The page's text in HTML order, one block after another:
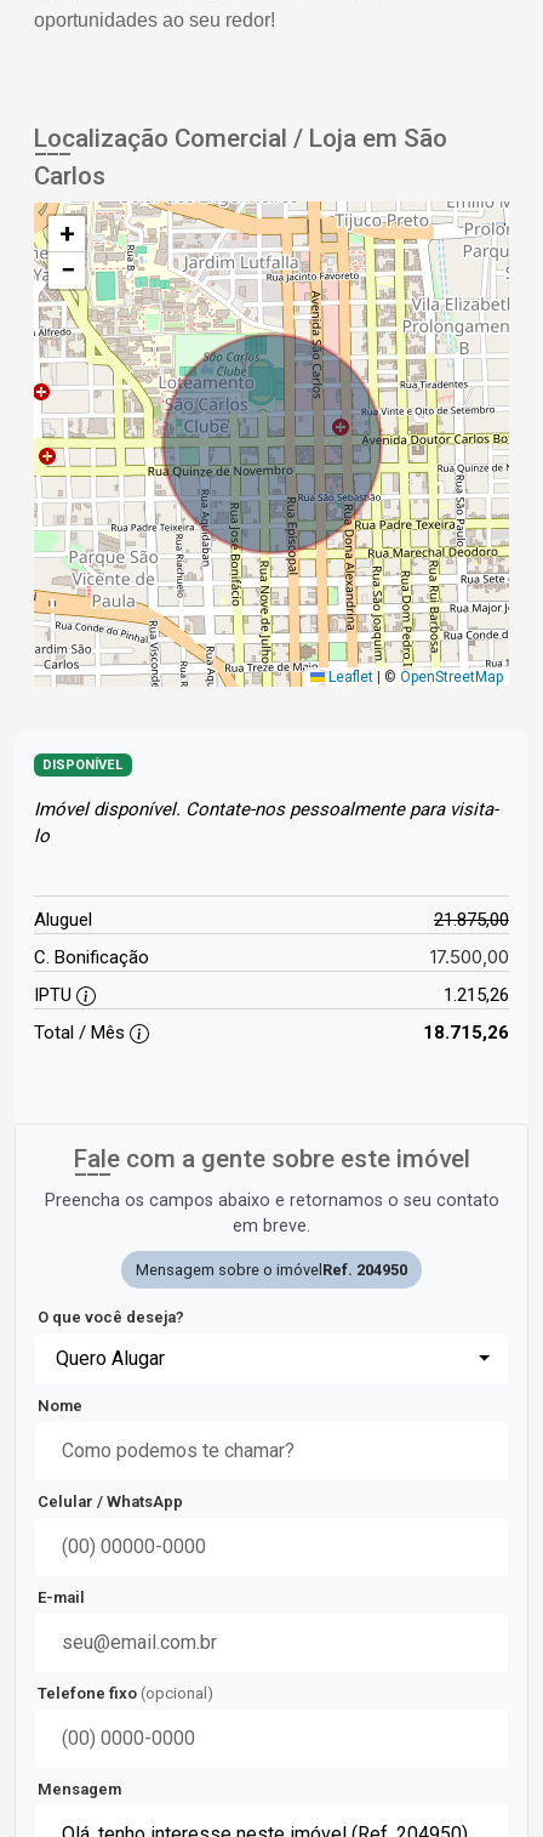
oportunidades ao seu redor!
Localização Comercial / Loja em São
Carlos
+
−
Leaflet © OpenStreetMap
DISPONÍVEL
Imóvel disponível. Contate-nos pessoalmente para visita-
lo
Aluguel
21.875,00
C. Bonificação
17.500,00
IPTU
1.215,26
Total / Mês
18.715,26
Fale com a gente sobre este imóvel
Preencha os campos abaixo e retornamos o seu contato
em breve.
Mensagem sobre o imóvel Ref. 204950
O que você deseja?
Quero Alugar
Nome
Celular / WhatsApp
E-mail
Telefone fixo (opcional)
Mensagem